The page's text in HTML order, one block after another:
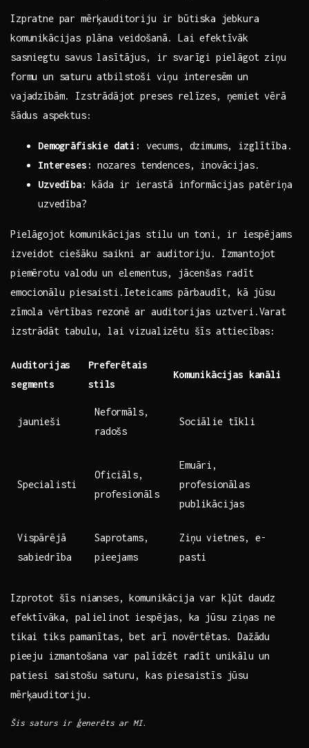
Izpratne par ​mērķauditoriju ir⁣ būtiska jebkura
komunikācijas plāna veidošanā. Lai efektīvāk
sasniegtu savus lasītājus, ir svarīgi ⁢pielāgot ziņu⁤
formu un saturu ‍atbilstoši ⁢viņu interesēm un
vajadzībām. Izstrādājot preses relīzes, ņemiet vērā
⁢šādus aspektus:
Demogrāfiskie dati:
vecums, dzimums, izglītība.
Intereses: nozares ​tendences, inovācijas.
Uzvedība: kāda ir ierastā informācijas patēriņa
uzvedība?
Pielāgojot komunikācijas stilu un ⁤toni, ir ⁢iespējams
izveidot ‌ciešāku saikni ar auditoriju. Izmantojot
piemērotu valodu⁤ un elementus, jācenšas radīt
emocionālu piesaisti.Ieteicams⁣ pārbaudīt, ⁤kā jūsu
zīmola vērtības rezonē ar auditorijas uztveri.Varat ​
izstrādāt tabulu, lai vizualizētu šīs attiecības:
Auditorijas
segments
Preferētais
stils
Komunikācijas‌ kanāli
jaunieši
Neformāls,
radošs
Sociālie tīkli
Specialisti
Oficiāls,
profesionāls
Emuāri,
profesionālas
‍publikācijas
Vispārējā
sabiedrība
Saprotams,‍
pieejams
Ziņu vietnes, e-
pasti
Izprotot šīs nianses, ‌komunikācija var kļūt daudz
efektīvāka, palielinot iespējas,⁢ ka jūsu ⁣ziņas ne‌
tikai‌ tiks pamanītas, bet ⁢arī novērtētas.​ Dažādu
⁣pieeju‍ izmantošana var palīdzēt radīt unikālu un
patiesi saistošu saturu, kas piesaistīs jūsu
mērķauditoriju.
Šis saturs ir ģenerēts ar⁣ MI.